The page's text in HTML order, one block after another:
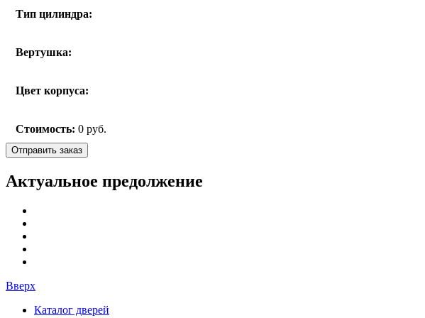
Тип цилиндра:
Вертушка:
Цвет корпуса:
Стоимость: 0 руб.
Актуальное предолжение
Вверх
Каталог дверей